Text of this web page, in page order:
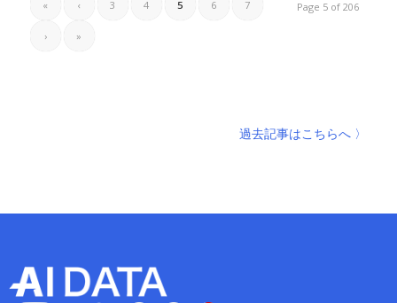
Page 5 of 206
« ‹ 3 4 5 6 7
› »
過去記事はこちらへ 〉